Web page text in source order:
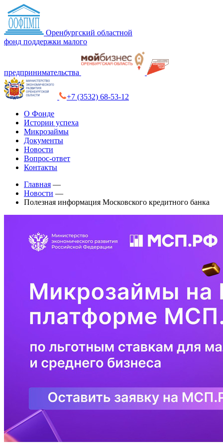
Оренбургский областной
фонд поддержки малого
предпринимательства
+7 (3532) 68-53-12
О Фонде
Истории успеха
Микрозаймы
Документы
Новости
Вопрос-ответ
Контакты
Главная —
Новости —
Полезная информация Московского кредитного банка